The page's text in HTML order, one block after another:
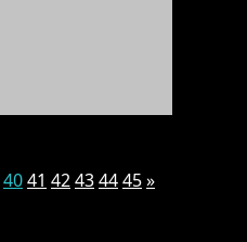
4041 42434445»